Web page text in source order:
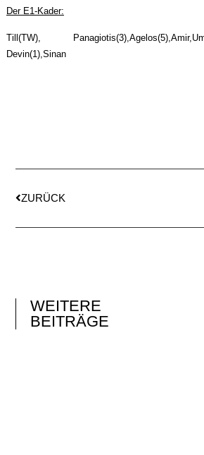
Der E1-Kader:
Till(TW),
Devin(1),Sinan
ZURÜCK
WEITERE
BEITRÄGE